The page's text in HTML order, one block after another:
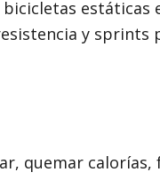
estáticas
y sprints
quemar